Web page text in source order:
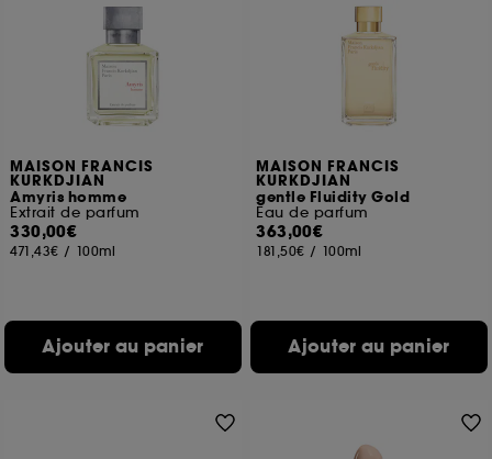
MAISON FRANCIS
KURKDJIAN
Amyris homme
Extrait de parfum
330,00€
471,43€ / 100ml
Ajouter au panier
MAISON FRANCIS
KURKDJIAN
gentle Fluidity Gold
Eau de parfum
363,00€
181,50€ / 100ml
Ajouter au panier